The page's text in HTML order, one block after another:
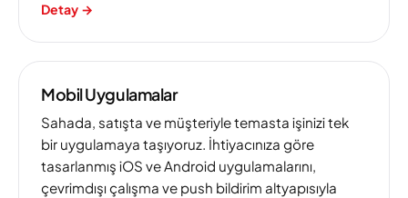
Detay →
Mobil Uygulamalar
Sahada, satışta ve müşteriyle temasta işinizi tek
bir uygulamaya taşıyoruz. İhtiyacınıza göre
tasarlanmış iOS ve Android uygulamalarını,
çevrimdışı çalışma ve push bildirim altyapısıyla